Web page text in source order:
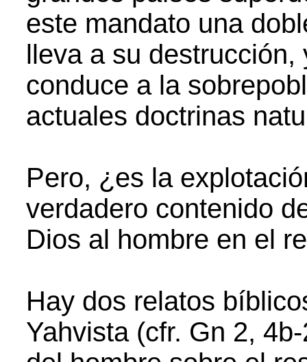
este mandato una
lleva a su
conduce a la
actuales doctrinas
Pero, ¿es la
verdadero contenido
Dios al hombre en el
Hay dos relatos
Yahvista (cfr. Gn 2,